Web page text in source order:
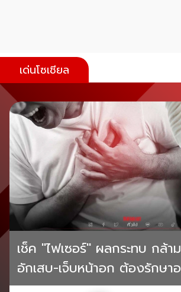
เด่นโซเชียล
เช็ค "ไฟเซอร์" ผลกระทบ กล้า
อักเสบ-เจ็บหน้าอก ต้องรักษา